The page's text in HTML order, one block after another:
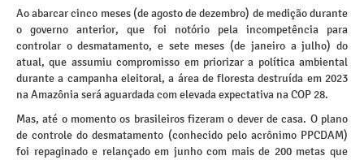
Ao abarcar cinco meses (de agosto de dezembro) de medição durante
o governo anterior, que foi notório pela incompetência para
controlar o desmatamento, e sete meses (de janeiro a julho) do
atual, que assumiu compromisso em priorizar a política ambiental
durante a campanha eleitoral, a área de floresta destruída em 2023
na Amazônia será aguardada com elevada expectativa na COP 28.
Mas, até o momento os brasileiros fizeram o dever de casa. O plano
de controle do desmatamento (conhecido pelo acrônimo PPCDAM)
foi repaginado e relançado em junho com mais de 200 metas que